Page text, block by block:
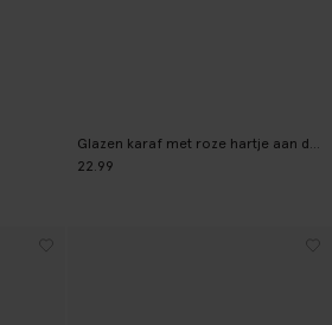
22.99